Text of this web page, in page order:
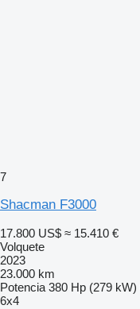
7
Shacman F3000
17.800 US$ ≈ 15.410 €
Volquete
2023
23.000 km
Potencia 380 Hp (279 kW)
6x4